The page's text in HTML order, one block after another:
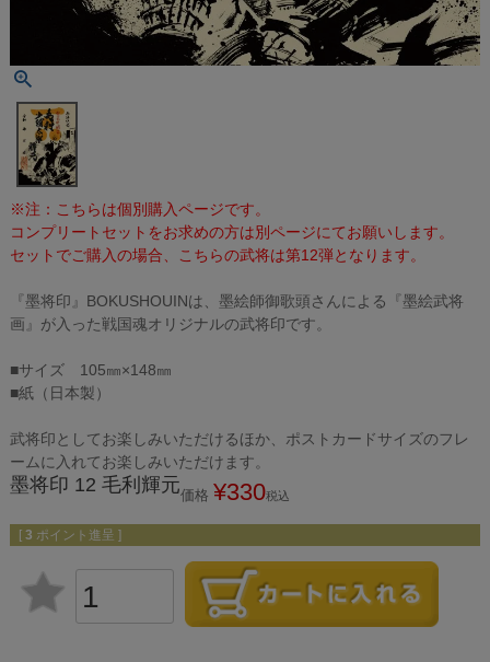
※注：こちらは個別購入ページです。
コンプリートセットをお求めの方は別ページにてお願いします。
セットでご購入の場合、こちらの武将は第12弾となります。
『墨将印』BOKUSHOUINは、墨絵師御歌頭さんによる『墨絵武将
画』が入った戦国魂オリジナルの武将印です。
■サイズ 105㎜×148㎜
■紙（日本製）
武将印としてお楽しみいただけるほか、ポストカードサイズのフレ
ームに入れてお楽しみいただけます。
墨将印 12 毛利輝元価格 ¥330税込
[ 3 ポイント進呈 ]